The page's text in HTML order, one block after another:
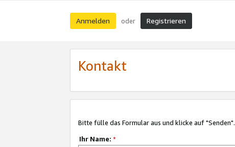
Anmelden oder Registrieren
Kontakt
Bitte fülle das Formular aus und klicke auf "Senden".
Ihr Name: *